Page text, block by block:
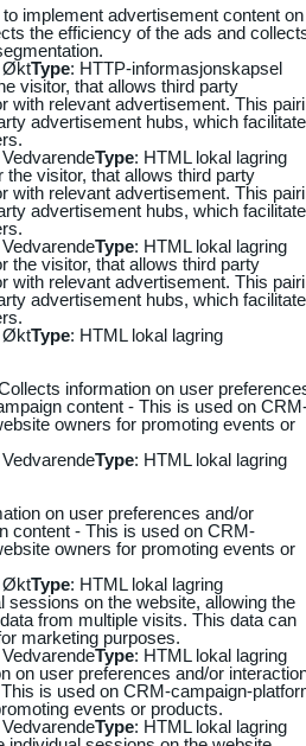
implement advertisement content on
the efficiency of the ads and
ØktType: HTTP-informasjonskapsel
visitor, that allows third party
with relevant advertisement. This
advertisement hubs, which
VedvarendeType: HTML lokal lagring
the visitor, that allows third party
with relevant advertisement. This
advertisement hubs, which
VedvarendeType: HTML lokal lagring
the visitor, that allows third party
with relevant advertisement. This
advertisement hubs, which
ØktType: HTML lokal lagring
information on user
content - This is used on
owners for promoting events or
VedvarendeType: HTML lokal lagring
on user preferences and/or
content - This is used on CRM-
owners for promoting events or
ØktType: HTML lokal lagring
sessions on the website, allowing the
from multiple visits. This data can
marketing purposes.
VedvarendeType: HTML lokal lagring
on user preferences and/or
is used on CRM-campaign-
events or products.
VedvarendeType: HTML lokal lagring